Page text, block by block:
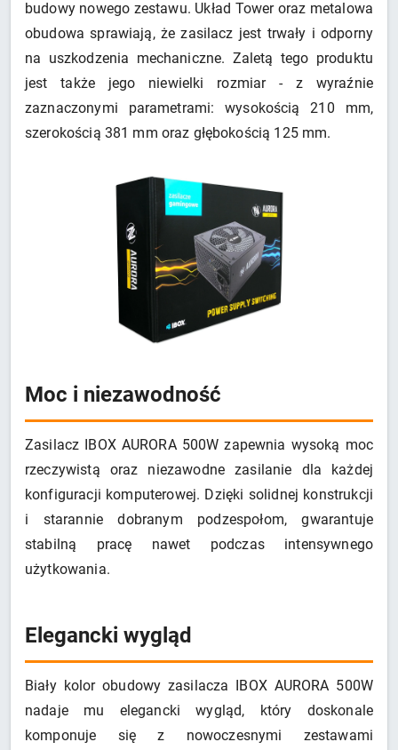
budowy nowego zestawu. Układ Tower oraz metalowa
obudowa sprawiają, że zasilacz jest trwały i odporny
na uszkodzenia mechaniczne. Zaletą tego produktu
jest także jego niewielki rozmiar - z wyraźnie
zaznaczonymi parametrami: wysokością 210 mm,
szerokością 381 mm oraz głębokością 125 mm.
Moc i niezawodność
Zasilacz IBOX AURORA 500W zapewnia wysoką moc
rzeczywistą oraz niezawodne zasilanie dla każdej
konfiguracji komputerowej. Dzięki solidnej konstrukcji
i starannie dobranym podzespołom, gwarantuje
stabilną pracę nawet podczas intensywnego
użytkowania.
Elegancki wygląd
Biały kolor obudowy zasilacza IBOX AURORA 500W
nadaje mu elegancki wygląd, który doskonale
komponuje się z nowoczesnymi zestawami